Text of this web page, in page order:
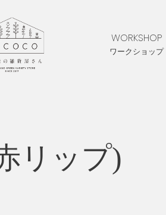
WORKSHOP
ワークショップ
リップ)